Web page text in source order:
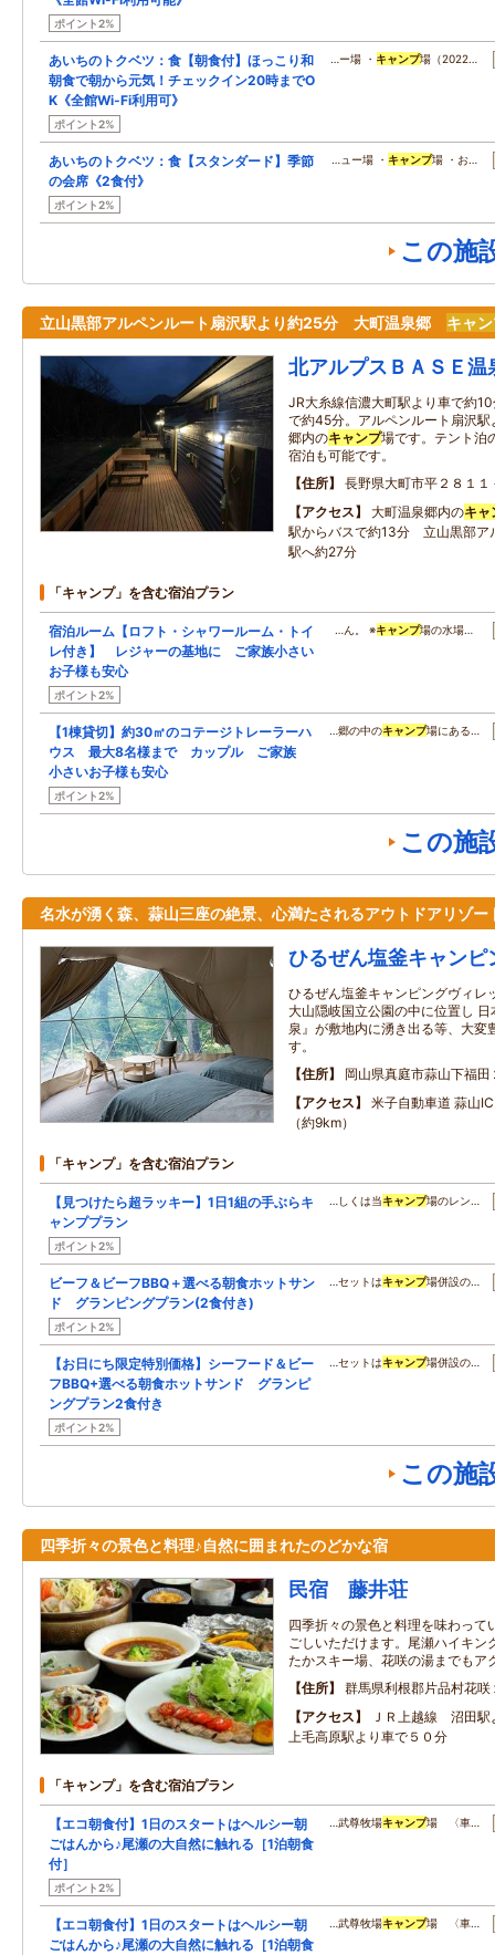
ポイント2%
あいちのトクベツ：食【朝食付】ほっこり和
朝食で朝から元気！チェックイン20時までO
K《全館Wi-Fi利用可》
ポイント2%
…ー場 ・ キャンプ場（2022…
あいちのトクベツ：食【スタンダード】季節
の会席《2食付》
ポイント2%
…ュー場 ・ キャンプ場 ・お…
この施
立山黒部アルペンルート扇沢駅より約25分 大町温泉郷 キャ
北アルプスＢＡＳＥ温
JR大糸線信濃大町駅より車で約
で約45分。アルペンルート扇沢
郷内のキャンプ場です。テント泊
宿泊も可能です。
住所
長野県大町市平２８１１
アクセス
大町温泉郷内のキャ
駅からバスで約13分 立山黒部ア
駅へ約27分
「キャンプ」を含む宿泊プラン
宿泊ルーム【ロフト・シャワールーム・トイ
レ付き】 レジャーの基地に ご家族小さい
お子様も安心
ポイント2%
…ん。 ※キャンプ場の水場…
【1棟貸切】約30㎡のコテージトレーラーハ
ウス 最大8名様まで カップル ご家族
小さいお子様も安心
ポイント2%
…郷の中のキャンプ場にある…
この施
名水が湧く森、蒜山三座の絶景、心満たされるアウトドアリゾー
ひるぜん塩釜キャンピ
ひるぜん塩釜キャンピングヴィレ
大山隠岐国立公園の中に位置し
泉』が敷地内に湧き出る等、大変
す。
住所
岡山県真庭市蒜山下福田
アクセス
米子自動車道 蒜山
（約9km）
「キャンプ」を含む宿泊プラン
【見つけたら超ラッキー】1日1組の手ぶらキ
ャンププラン
ポイント2%
…しくは当キャンプ場のレン…
ビーフ＆ビーフBBQ＋選べる朝食ホットサン
ド グランピングプラン(2食付き)
ポイント2%
…セットはキャンプ場併設の…
【お日にち限定特別価格】シーフード＆ビー
フBBQ+選べる朝食ホットサンド グランピ
ングプラン2食付き
ポイント2%
…セットはキャンプ場併設の…
この施
四季折々の景色と料理♪自然に囲まれたのどかな宿
民宿 藤井荘
四季折々の景色と料理を味わって
ごしいただけます。尾瀬ハイキン
たかスキー場、花咲の湯までもア
住所
群馬県利根郡片品村花咲
アクセス
ＪＲ上越線 沼田駅
上毛高原駅より車で５０分
「キャンプ」を含む宿泊プラン
【エコ朝食付】1日のスタートはヘルシー朝
ごはんから♪尾瀬の大自然に触れる［1泊朝食
付］
ポイント2%
…武尊牧場キャンプ場 〈車…
【エコ朝食付】1日のスタートはヘルシー朝
ごはんから♪尾瀬の大自然に触れる［1泊朝食
…武尊牧場キャンプ場 〈車…